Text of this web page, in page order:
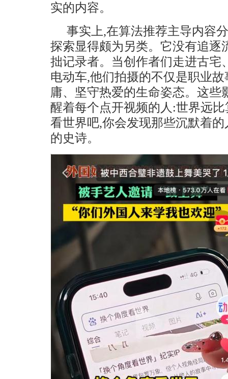
实的内容。
事实上,在算法推荐主导内容
探索显得颇为另类。它没有追逐
拙记录者。当创作者们走进古宅
电动车,他们拍摄的不仅是职业
庸、坚守热爱的生命姿态。这些
醒着每个点开视频的人:世界远
看世界吧,你会发现那些沉默着
的史诗。